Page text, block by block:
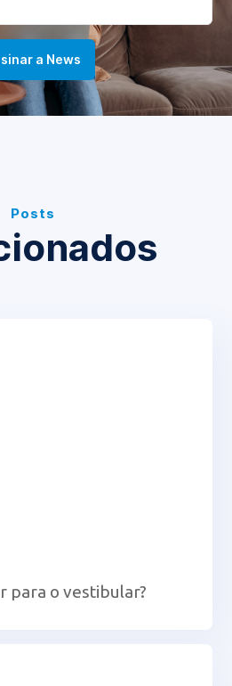
Posts
para o vestibular?